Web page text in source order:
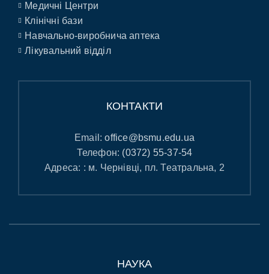
Медичні Центри
Клінічні бази
Навчально-виробнича аптека
Лікувальний відділ
КОНТАКТИ
Email:office@bsmu.edu.ua
Телефон: (0372) 55-37-54
Адреса: : м. Чернівці, пл. Театральна, 2
НАУКА